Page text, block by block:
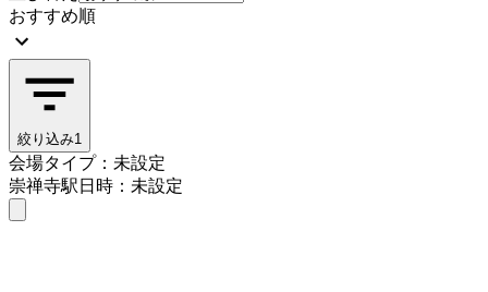
おすすめ順
絞り込み1
会場タイプ：未設定
崇禅寺駅日時：未設定